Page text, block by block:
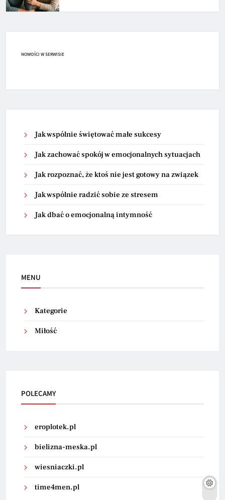
NOWOŚCI W SERWISIE
Jak wspólnie świętować małe sukcesy
Jak zachować spokój w emocjonalnych sytuacjach
Jak rozpoznać, że ktoś nie jest gotowy na związek
Jak wspólnie radzić sobie ze stresem
Jak dbać o emocjonalną intymność
MENU
Kategorie
Miłość
POLECAMY
eroplotek.pl
bielizna-meska.pl
wiesniaczki.pl
time4men.pl